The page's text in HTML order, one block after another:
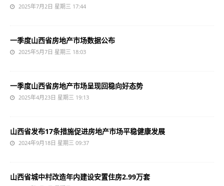
2025年7月2日 星期三 17:44
一季度山西省房地产市场数据公布
2025年5月7日 星期三 18:03
一季度山西省房地产市场呈现回稳向好态势
2025年4月23日 星期三 19:13
山西省发布17条措施促进房地产市场平稳健康发展
2024年9月18日 星期三 09:37
山西省城中村改造年内建设安置住房2.99万套